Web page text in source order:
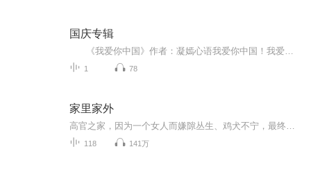
国庆专辑
1 78
家里家外
118 141万